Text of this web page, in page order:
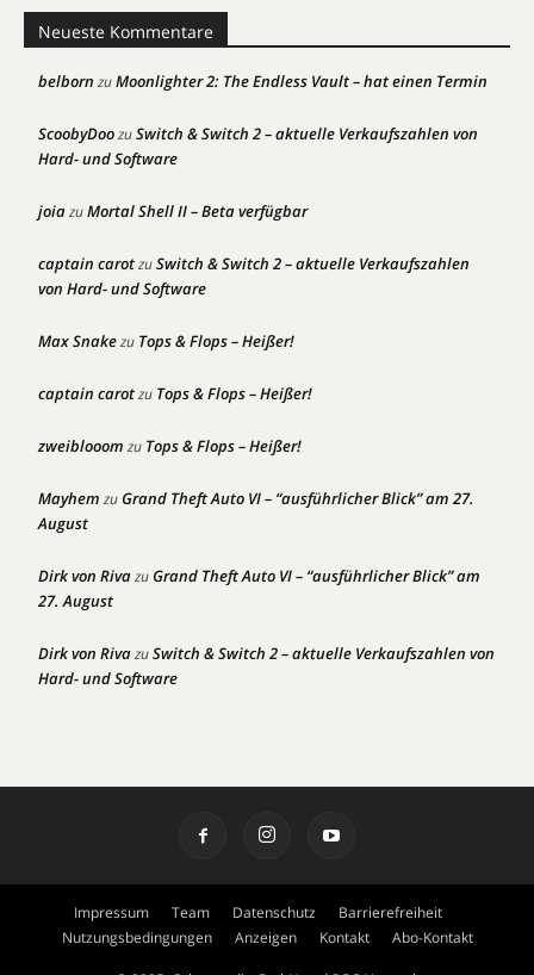
Neueste Kommentare
belborn zuMoonlighter 2: The Endless Vault – hat einen Termin
ScoobyDoozuSwitch & Switch 2 – aktuelle Verkaufszahlen von
Hard- und Software
joiazuMortal Shell II – Beta verfügbar
captain carotzuSwitch & Switch 2 – aktuelle Verkaufszahlen
von Hard- und Software
Max Snakezu Tops & Flops – Heißer!
captain carotzu Tops & Flops – Heißer!
zweiblooom zu Tops & Flops – Heißer!
Mayhem zuGrand Theft Auto VI – “ausführlicher Blick” am 27.
August
Dirk von RivazuGrand Theft Auto VI – “ausführlicher Blick” am
27. August
Dirk von RivazuSwitch & Switch 2 – aktuelle Verkaufszahlen von
Hard- und Software
Impressum Team Datenschutz
Barrierefreiheit
Nutzungsbedingungen
Anzeigen Kontakt Abo-Kontakt